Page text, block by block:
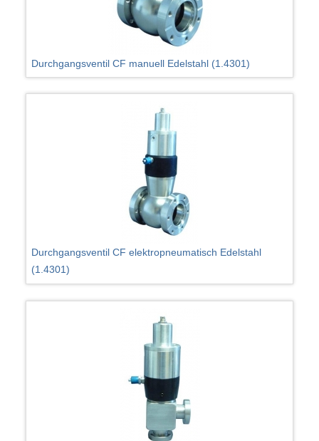
Durchgangsventil CF manuell Edelstahl (1.4301)
Durchgangsventil CF elektropneumatisch Edelstahl
(1.4301)